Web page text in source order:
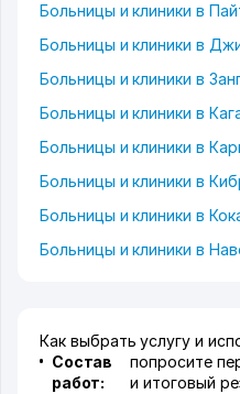
Больницы и клиники в
Больницы и клиники в
Больницы и клиники в
Больницы и клиники в
Больницы и клиники в
Больницы и клиники в
Больницы и клиники в
Больницы и клиники в
Как выбрать услугу и
Состав
работ:
попросите
и итоговый